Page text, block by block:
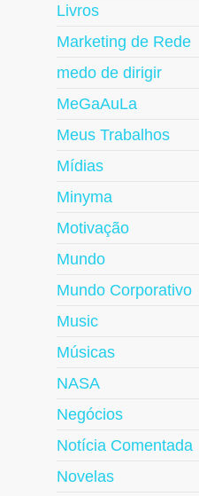
Livros
Marketing de Rede
medo de dirigir
MeGaAuLa
Meus Trabalhos
Mídias
Minyma
Motivação
Mundo
Mundo Corporativo
Music
Músicas
NASA
Negócios
Notícia Comentada
Novelas